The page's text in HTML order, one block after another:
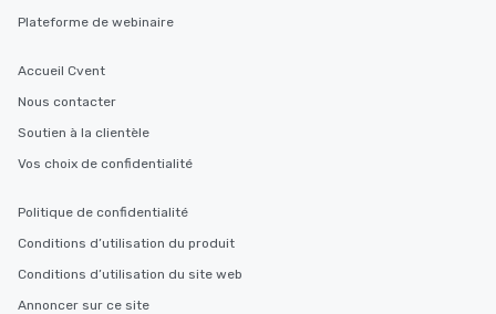
Plateforme de webinaire
Accueil Cvent
Nous contacter
Soutien à la clientèle
Vos choix de confidentialité
Politique de confidentialité
Conditions d’utilisation du produit
Conditions d’utilisation du site web
Annoncer sur ce site